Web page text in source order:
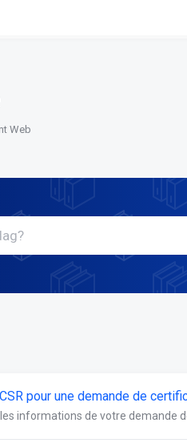
Web
pour une demande de
les informations de votre demande